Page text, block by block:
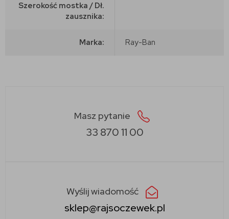
Szerokość mostka / Dł.
zausznika:
Marka: Ray-Ban
Masz pytanie
33 870 11 00
Wyślij wiadomość
sklep@rajsoczewek.pl